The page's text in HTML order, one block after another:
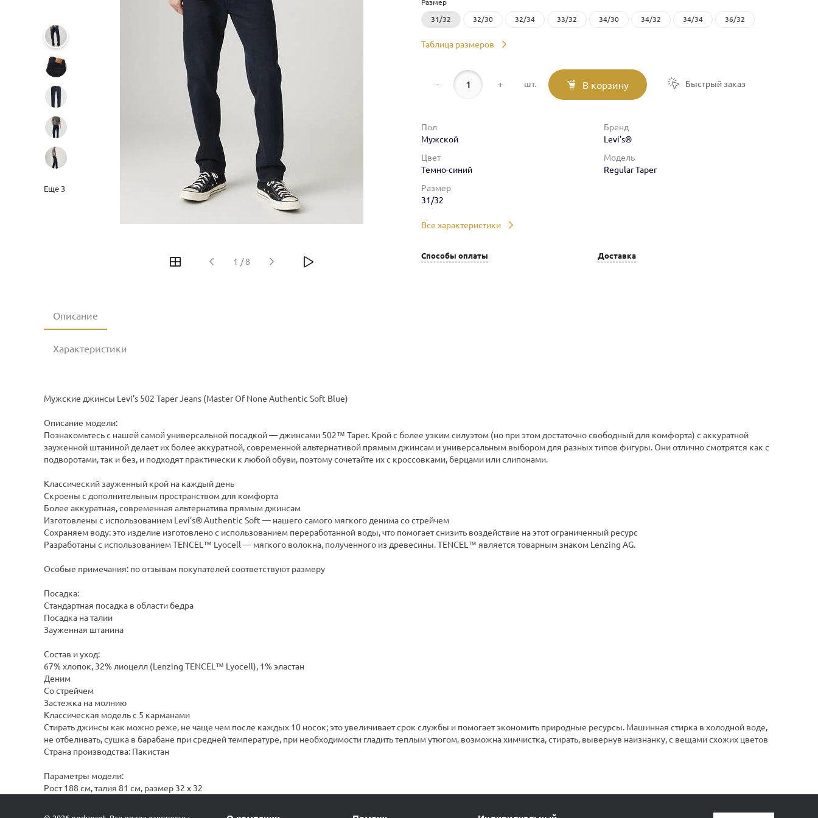
Еще 3
1 / 8
Размер
31/32 32/30 32/34 33/32 34/30 34/32 34/34 36/32
Таблица размеров
- + шт. В корзину Быстрый заказ
Пол
Мужской
Бренд
Levi's®
Цвет
Темно-синий
Модель
Regular Taper
Размер
31/32
Все характеристики
Способы оплаты Доставка
Описание
Характеристики
Мужские джинсы Levi’s 502 Taper Jeans (Master Of None Authentic Soft Blue)
Описание модели:
Познакомьтесь с нашей самой универсальной посадкой — джинсами 502™ Taper. Крой с более узким силуэтом (но при этом достаточно свободный для комфорта) с аккуратной
зауженной штаниной делает их более аккуратной, современной альтернативой прямым джинсам и универсальным выбором для разных типов фигуры. Они отлично смотрятся как с
подворотами, так и без, и подходят практически к любой обуви, поэтому сочетайте их с кроссовками, берцами или слипонами.
Классический зауженный крой на каждый день
Скроены с дополнительным пространством для комфорта
Более аккуратная, современная альтернатива прямым джинсам
Изготовлены с использованием Levi’s® Authentic Soft — нашего самого мягкого денима со стрейчем
Сохраняем воду: это изделие изготовлено с использованием переработанной воды, что помогает снизить воздействие на этот ограниченный ресурс
Разработаны с использованием TENCEL™ Lyocell — мягкого волокна, полученного из древесины. TENCEL™ является товарным знаком Lenzing AG.
Особые примечания: по отзывам покупателей соответствуют размеру
Посадка:
Стандартная посадка в области бедра
Посадка на талии
Зауженная штанина
Состав и уход:
67% хлопок, 32% лиоцелл (Lenzing TENCEL™ Lyocell), 1% эластан
Деним
Со стрейчем
Застежка на молнию
Классическая модель с 5 карманами
Стирать джинсы как можно реже, не чаще чем после каждых 10 носок; это увеличивает срок службы и помогает экономить природные ресурсы. Машинная стирка в холодной воде,
не отбеливать, сушка в барабане при средней температуре, при необходимости гладить теплым утюгом, возможна химчистка, стирать, вывернув наизнанку, с вещами схожих цветов
Страна производства: Пакистан
Параметры модели:
Рост 188 см, талия 81 см, размер 32 x 32